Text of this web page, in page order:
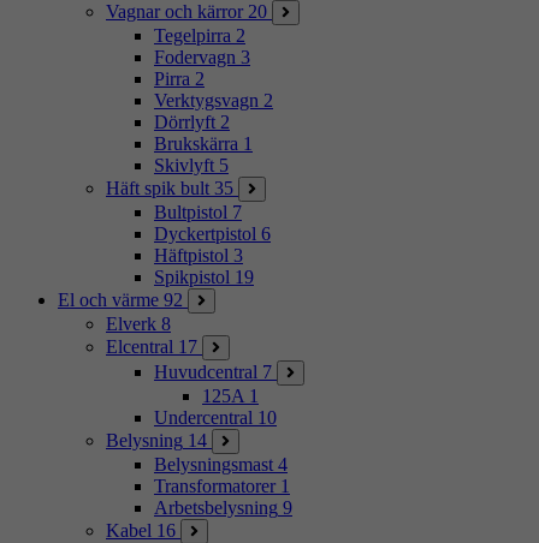
Vagnar och kärror 20
Tegelpirra 2
Fodervagn 3
Pirra 2
Verktygsvagn 2
Dörrlyft 2
Brukskärra 1
Skivlyft 5
Häft spik bult 35
Bultpistol 7
Dyckertpistol 6
Häftpistol 3
Spikpistol 19
El och värme 92
Elverk 8
Elcentral 17
Huvudcentral 7
125A 1
Undercentral 10
Belysning 14
Belysningsmast 4
Transformatorer 1
Arbetsbelysning 9
Kabel 16